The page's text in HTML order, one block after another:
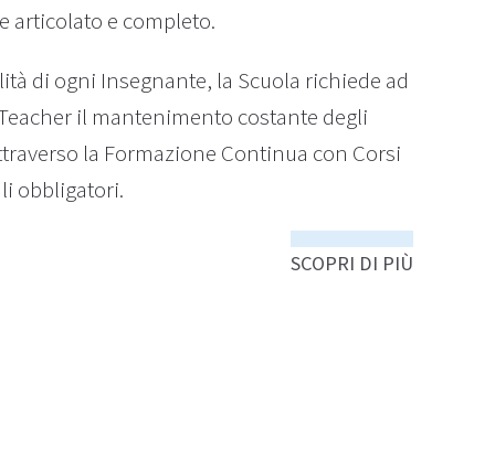
articolato e completo.
di ogni Insegnante, la Scuola richiede ad
il mantenimento costante degli
la Formazione Continua con Corsi
obbligatori.
SCOPRI DI PIÙ